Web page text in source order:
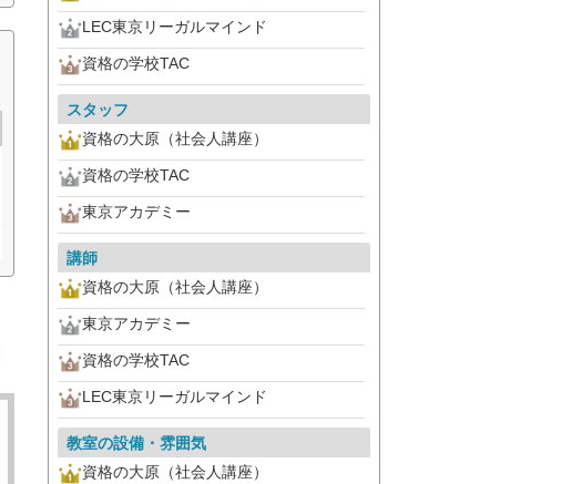
LEC東京リーガルマインド
資格の学校TAC
スタッフ
資格の大原（社会人講座）
資格の学校TAC
東京アカデミー
講師
資格の大原（社会人講座）
東京アカデミー
資格の学校TAC
LEC東京リーガルマインド
教室の設備・雰囲気
資格の大原（社会人講座）